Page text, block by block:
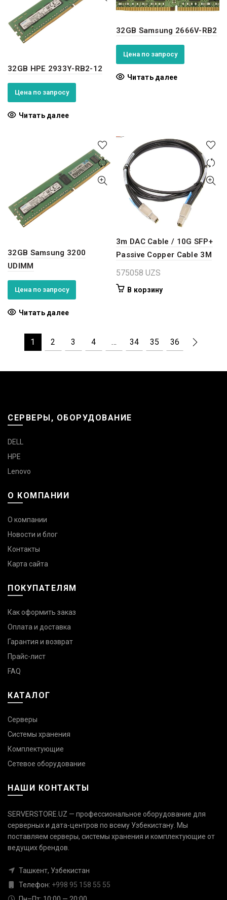
32GB HPE 2933Y-RB2-12
Цена по запросу
Читать далее
32GB Samsung 2666V-RB2
Цена по запросу
Читать далее
32GB Samsung 3200
UDIMM
Цена по запросу
Читать далее
3m DAC Cable / 10G SFP+
Passive Copper Cable 3M
575058 UZS
В корзину
1 2 3 4 … 34 35 36
СЕРВЕРЫ, ОБОРУДОВАНИЕ
DELL
HPE
Lenovo
О КОМПАНИИ
О компании
Новости и блог
Контакты
Карта сайта
ПОКУПАТЕЛЯМ
Как оформить заказ
Оплата и доставка
Гарантия и возврат
Прайс-лист
FAQ
КАТАЛОГ
Серверы
Системы хранения
Комплектующие
Сетевое оборудование
НАШИ КОНТАКТЫ
SERVERSTORE.UZ — профессиональное оборудование для
серверных и дата-центров по всему Узбекистану. Мы
поставляем серверы, системы хранения и комплектующие от
ведущих брендов.
Ташкент, Узбекистан
Телефон: +998 95 158 55 55
Связаться с нами
Телефон